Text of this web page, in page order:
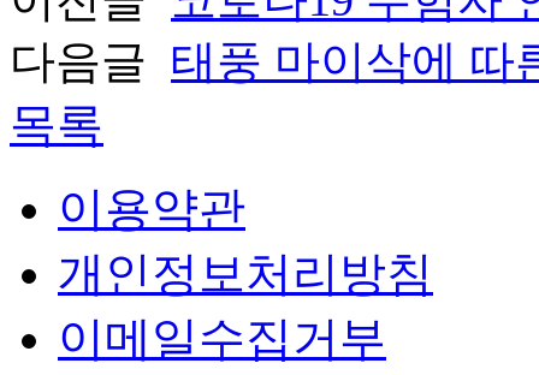
다음글 태풍 마이삭에 따
목록
이용약관
개인정보처리방침
이메일수집거부